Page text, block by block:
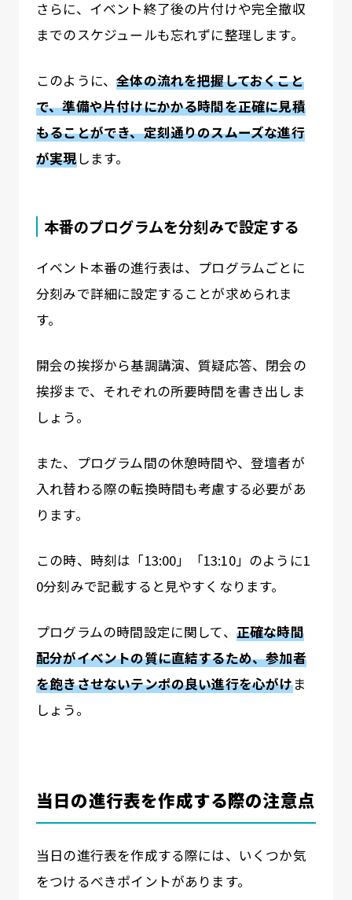
さらに、イベント終了後の片付けや完全撤収
までのスケジュールも忘れずに整理します。
このように、全体の流れを把握しておくこと
で、準備や片付けにかかる時間を正確に見積
もることができ、定刻通りのスムーズな進行
が実現します。
本番のプログラムを分刻みで設定する
イベント本番の進行表は、プログラムごとに
分刻みで詳細に設定することが求められま
す。
開会の挨拶から基調講演、質疑応答、閉会の
挨拶まで、それぞれの所要時間を書き出しま
しょう。
また、プログラム間の休憩時間や、登壇者が
入れ替わる際の転換時間も考慮する必要があ
ります。
この時、時刻は「13:00」「13:10」のように1
0分刻みで記載すると見やすくなります。
プログラムの時間設定に関して、 正確な時間
配分がイベントの質に直結するため、参加者
を飽きさせないテンポの良い進行を心がけま
しょう。
当日の進行表を作成する際の注意点
当日の進行表を作成する際には、いくつか気
をつけるべきポイントがあります。